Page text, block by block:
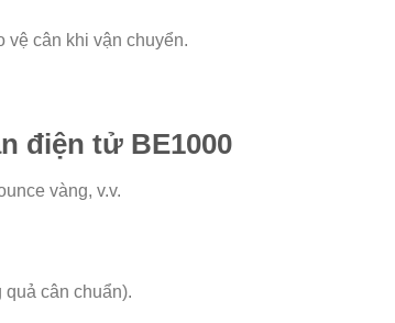
vệ cân khi vận chuyển.
điện tử BE1000
vàng, v.v.
quả cân chuẩn).